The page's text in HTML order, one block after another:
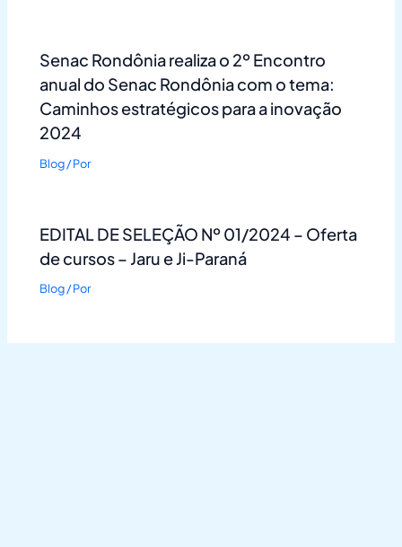
Senac Rondônia realiza o 2º Encontro
anual do Senac Rondônia com o tema:
Caminhos estratégicos para a inovação
2024
Blog/ Por
EDITAL DE SELEÇÃO Nº 01/2024 – Oferta
de cursos – Jaru e Ji-Paraná
Blog/ Por